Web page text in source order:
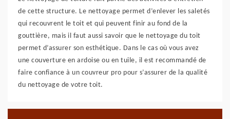
de cette structure. Le nettoyage permet d’enlever les saletés
qui recouvrent le toit et qui peuvent finir au fond de la
gouttière, mais il faut aussi savoir que le nettoyage du toit
permet d’assurer son esthétique. Dans le cas où vous avez
une couverture en ardoise ou en tuile, il est recommandé de
faire confiance à un couvreur pro pour s’assurer de la qualité
du nettoyage de votre toit.